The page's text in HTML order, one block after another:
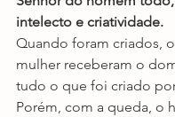
intelecto e criatividade.
Quando foram criados,
mulher receberam o
tudo o que foi criado
Porém, com a queda, o